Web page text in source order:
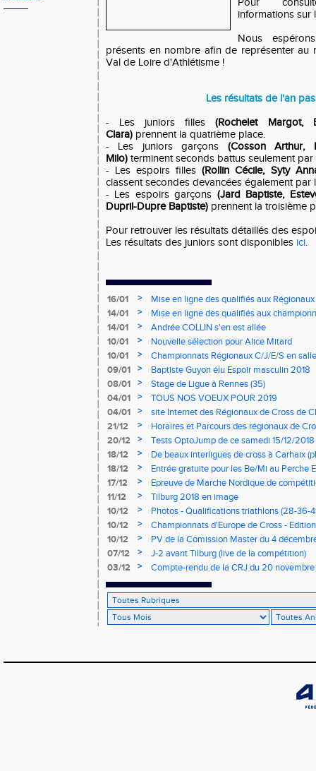
Pour
informations
Nous
présents en nombre afin de représenter au
Val de Loire d'Athlétisme !
Les résultats de l'an
- Les juniors filles(Rochelet Margot,
Clara) prennent la quatrième place.
- Les juniors garçons (Cosson Arthur,
Milo) terminent seconds battus seulement
- Les espoirs filles(Rollin Cécile, Syty
classent secondes devancées également par
- Les espoirs garçons (Jard Baptiste,
Dupril-Dupre Baptiste) prennent la troisième
Pour retrouver les résultats détaillés des
Les résultats des juniors sont disponibles ici.
16/01 >
Mise en ligne des qualifiés aux
14/01
>
Mise en ligne des qualifiés aux
14/01
>
Andrée COLLIN s'en est allée
10/01
>
Nouvelle sélection pour Alice Mitard
10/01
>
Championnats Régionaux C/J/E/S en
mercredi à 9h00
09/01 >
Baptiste Guyon élu Espoir masculin 2018
08/01
>
Stage de Ligue à Rennes (35)
04/01
>
TOUS NOS VOEUX POUR 2019
04/01
>
site Internet des Régionaux de Cross de
21/12
>
Horaires et Parcours des régionaux de
20/12
>
Tests OptoJump de ce samedi 15/12/2018
18/12
>
De beaux interligues de cross à Carhaix
18/12
>
Entrée gratuite pour les Be/Mi au Perche
17/12
>
Epreuve de Marche Nordique de
de cross du Loir et Cher
11/12 >
Tilburg 2018 en image
10/12
>
Photos - Qualifications triathlons (28-36-
10/12
>
Championnats d'Europe de Cross -
10/12
>
PV de la Comission Master du 4
07/12
>
J-2 avant Tilburg (live de la compétition)
03/12
> Compte-rendu de la CRJ du 20 novembre